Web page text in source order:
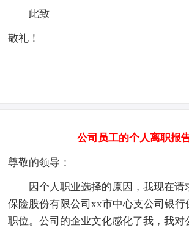
此致
敬礼！
公司员工的个人离职报
尊敬的领导：
因个人职业选择的原因，我现在请
保险股份有限公司xx市中心支公司银行
职位。公司的企业文化感化了我，我对